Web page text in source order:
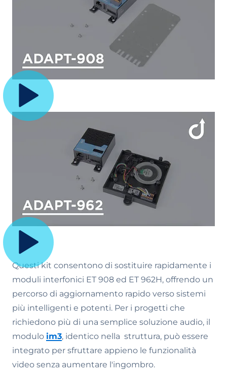
Questi kit consentono di sostituire rapidamente i
moduli interfonici ET 908 ed ET 962H, offrendo un
percorso di aggiornamento rapido verso sistemi
più intelligenti e potenti. Per i progetti che
richiedono più di una semplice soluzione audio, il
modulo im3, identico nella struttura, può essere
integrato per sfruttare appieno le funzionalità
video senza aumentare l'ingombro.